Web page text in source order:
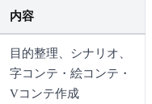
内容
目的整理、シナリオ、
字コンテ・絵コンテ・
Vコンテ作成